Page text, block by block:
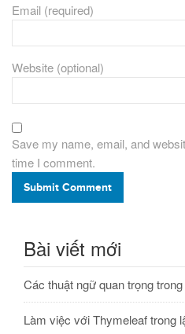
Email (required)
Website (optional)
Save my name, email, and
time I comment.
Submit Comment
Bài viết mới
Các thuật ngữ quan trọng
Làm việc với Thymeleaf trong